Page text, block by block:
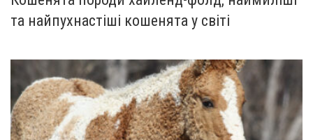
та найпухнастіші кошенята у світі